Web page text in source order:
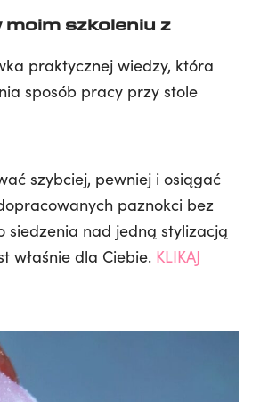
moim szkoleniu z
praktycznej wiedzy, która
sposób pracy przy stole
szybciej, pewniej i osiągać
paznokci bez
siedzenia nad jedną stylizacją
właśnie dla Ciebie. KLIKAJ